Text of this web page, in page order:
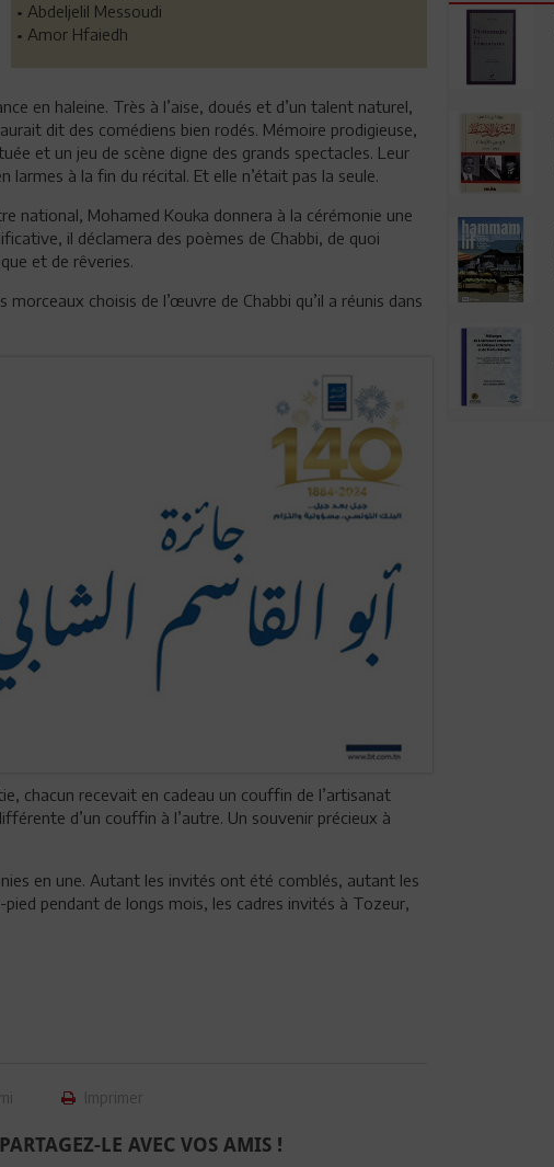
• Abdeljelil Messoudi
• Amor Hfaiedh
en haleine. Très à l’aise, doués et d’un talent naturel,
dit des comédiens bien rodés. Mémoire prodigieuse,
et un jeu de scène digne des grands spectacles. Leur
à la fin du récital. Et elle n’était pas la seule.
national, Mohamed Kouka donnera à la cérémonie une
il déclamera des poèmes de Chabbi, de quoi
et de rêveries.
choisis de l’œuvre de Chabbi qu’il a réunis dans
chacun recevait en cadeau un couffin de l’artisanat
d’un couffin à l’autre. Un souvenir précieux à
en une. Autant les invités ont été comblés, autant les
pendant de longs mois, les cadres invités à Tozeur,
Imprimer
LE AVEC VOS AMIS !